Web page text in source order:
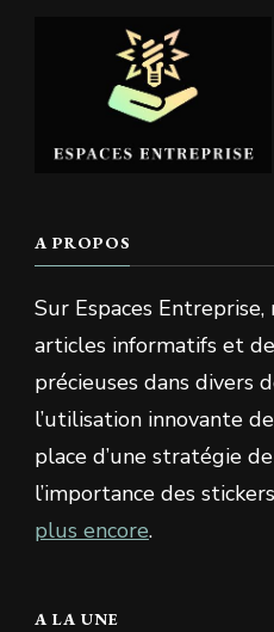
A PROPOS
Sur Espaces
articles informatifs et
précieuses dans divers
l’utilisation innovante
place d’une stratégie
l’importance des
plus encore.
A LA UNE